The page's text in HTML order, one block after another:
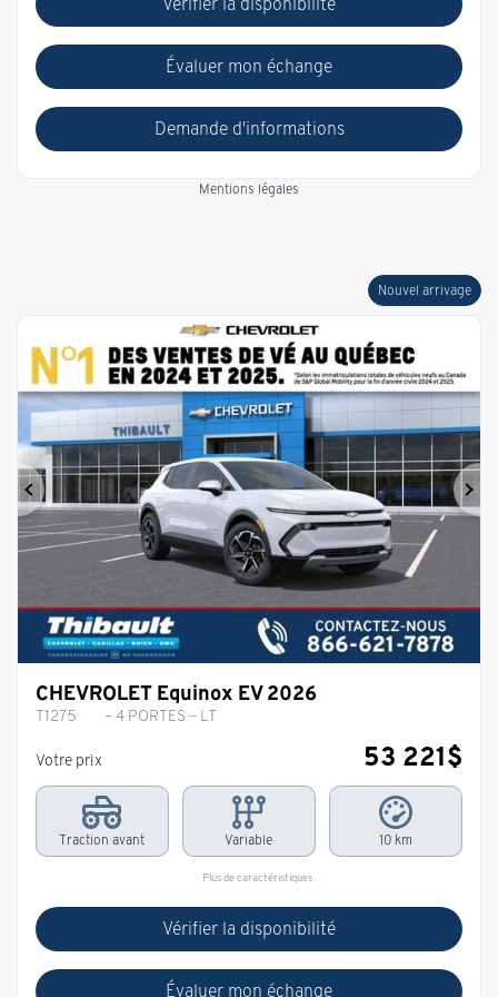
Évaluer mon échange
Demande d'informations
Mentions légales
Nouvel arrivage
Précédent
CHEVROLET Equinox EV 2026
T1275 – 4 PORTES – LT
Votre prix 53 221$
Traction avant Variable 10 km
Plus de caractéristiques
Vérifier la disponibilité
Évaluer mon échange